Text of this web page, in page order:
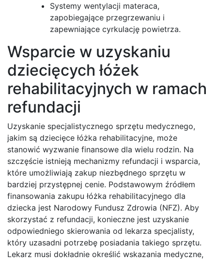
Systemy wentylacji materaca,
zapobiegające przegrzewaniu i
zapewniające cyrkulację powietrza.
Wsparcie w uzyskaniu
dziecięcych łóżek
rehabilitacyjnych w ramach
refundacji
Uzyskanie specjalistycznego sprzętu medycznego,
jakim są dziecięce łóżka rehabilitacyjne, może
stanowić wyzwanie finansowe dla wielu rodzin. Na
szczęście istnieją mechanizmy refundacji i wsparcia,
które umożliwiają zakup niezbędnego sprzętu w
bardziej przystępnej cenie. Podstawowym źródłem
finansowania zakupu łóżka rehabilitacyjnego dla
dziecka jest Narodowy Fundusz Zdrowia (NFZ). Aby
skorzystać z refundacji, konieczne jest uzyskanie
odpowiedniego skierowania od lekarza specjalisty,
który uzasadni potrzebę posiadania takiego sprzętu.
Lekarz musi dokładnie określić wskazania medyczne,